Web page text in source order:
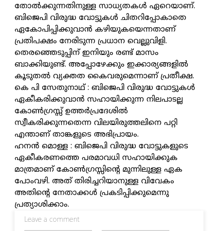
തോല്‍ക്കുന്നതിനുള്ള സാധ്യതകള്‍ ഏറെയാണ്.
ബിജെപി വിരുദ്ധ വോട്ടുകള്‍ ചിതറിപ്പോകാതെ
ഏകോപിപ്പിക്കുവാന്‍ കഴിയുകയെന്നതാണ്
പ്രതിപക്ഷം നേരിടുന്ന പ്രധാന വെല്ലുവിളി.
തെരഞ്ഞെടുപ്പിന് ഇനിയും രണ്ട് മാസം
ബാക്കിയുണ്ട്. അപ്പോഴേക്കും ഇക്കാര്യങ്ങളില്‍
കൂടുതല്‍ വ്യക്തത കൈവരുമെന്നാണ് പ്രതീക്ഷ.
കെ പി സേതുനാഥ് : ബിജെപി വിരുദ്ധ വോട്ടുകള്‍
ഏകീകരിക്കുവാന്‍ സഹായിക്കുന്ന നിലപാടല്ല
കോണ്‍ഗ്രസ്സ് ഉത്തര്‍പ്രദേശില്‍
സ്വീകരിക്കുന്നതെന്ന വിലയിരുത്തലിനെ പറ്റി
എന്താണ് താങ്കളുടെ അഭിപ്രായം.
ഹനന്‍ മൊള്ള : ബിജെപി വിരുദ്ധ വോട്ടുകളുടെ
ഏകീകരണത്തെ പരമാവധി സഹായിക്കുക
മാത്രമാണ് കോണ്‍ഗ്രസ്സിന്റെ മുന്നിലുള്ള ഏക
പോംവഴി. അത് തിരിച്ചറിയാനുള്ള വിവേകം
അതിന്റെ നേതാക്കള്‍ പ്രകടിപ്പിക്കുമെന്നു
പ്രത്യാശിക്കാം.
Leave a comment